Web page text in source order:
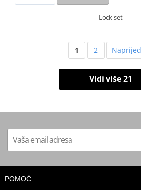
Lock set
1 2 Naprijed
Vidi više 21
POMOĆ